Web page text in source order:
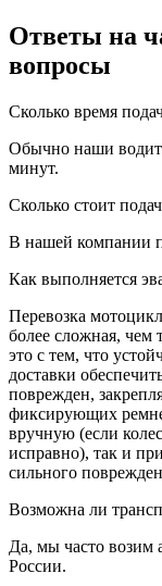
Ответы на
вопросы
Сколько время
Обычно наши
минут.
Сколько стоит
В нашей компании
Как выполняется
Перевозка
более сложная, чем
это с тем, что
доставки
поврежден,
фиксирующих
вручную (если
исправно), так и
сильного
Возможна ли
Да, мы часто возим
России.